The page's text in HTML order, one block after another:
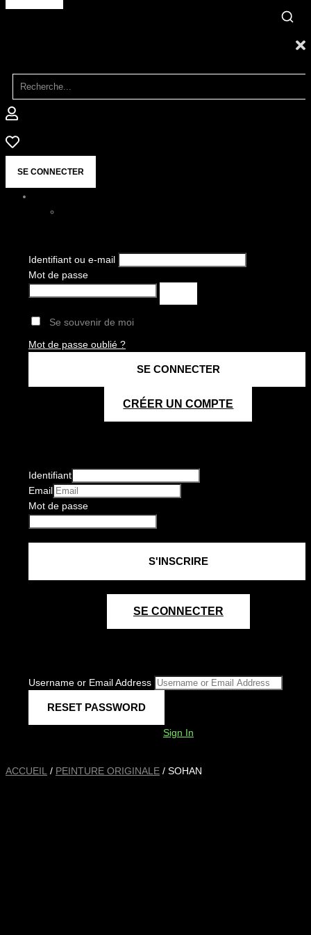
SE CONNECTER
Identifiant ou e-mail
Mot de passe
Se souvenir de moi
Mot de passe oublié ?
CRÉER UN COMPTE
Identifiant
Email
Mot de passe
SE CONNECTER
Username or Email Address
Sign In
ACCUEIL / PEINTURE ORIGINALE / SOHAN